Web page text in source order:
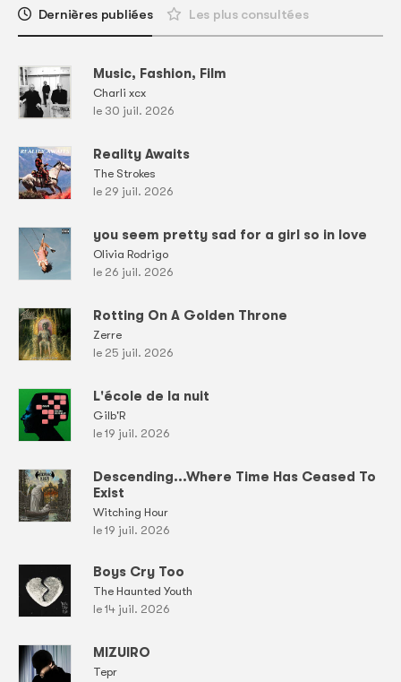
Dernières publiées Les plus consultées
Music, Fashion, Film
Charli xcx
le 30 juil. 2026
Reality Awaits
The Strokes
le 29 juil. 2026
you seem pretty sad for a girl so in love
Olivia Rodrigo
le 26 juil. 2026
Rotting On A Golden Throne
Zerre
le 25 juil. 2026
L'école de la nuit
Gilb'R
le 19 juil. 2026
Descending...Where Time Has Ceased To
Exist
Witching Hour
le 19 juil. 2026
Boys Cry Too
The Haunted Youth
le 14 juil. 2026
MIZUIRO
Tepr